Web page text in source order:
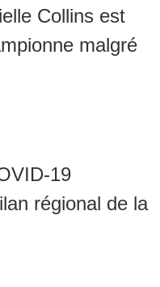
Collins est
malgré
19
régional de la